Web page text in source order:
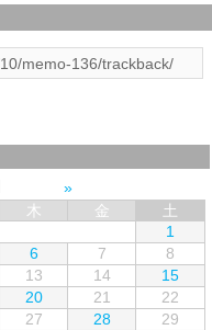
木 金
土
1
6 7
8
13 14
15
20 21
22
27 28
29